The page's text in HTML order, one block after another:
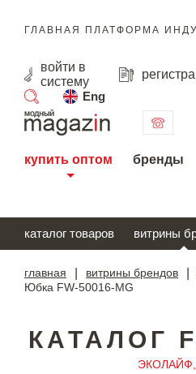
ГЛАВНАЯ ПЛАТФОРМА
войти в
систему
Eng
поиск
купить оптом бренды
каталог товаров витрины
главная витрины брендов
Юбка FW-50016-MG
КАТАЛОГ